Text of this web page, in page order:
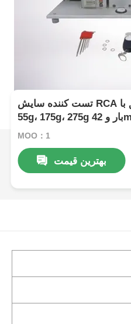
تست کننده سایش RCA مطابق با ASTM F2357 با
55g، 175g، 275g بار و 42mm قطر رول برای آزمایش
مقاومت سطح
MOQ：1
بهترین قیمت